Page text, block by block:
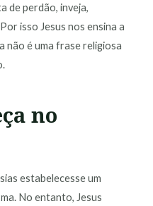
de perdão, inveja,
isso Jesus nos ensina a
não é uma frase religiosa
no
estabelecesse um
No entanto, Jesus